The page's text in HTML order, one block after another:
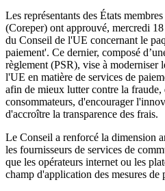
Les représentants des États
(Coreper) ont approuvé, mercredi
du Conseil de l'UE concernant le
paiement'. Ce dernier, composé
règlement (PSR), vise à moderniser
l'UE en matière de services de
afin de mieux lutter contre la
consommateurs, d'encourager
d'accroître la transparence des frais.
Le Conseil a renforcé la dimension
les fournisseurs de services de
que les opérateurs internet ou les
champ d'application des mesures de